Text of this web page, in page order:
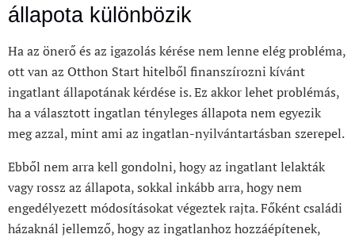
állapota különbözik
Ha az önerő és az igazolás kérése nem lenne elég probléma,
ott van az Otthon Start hitelből finanszírozni kívánt
ingatlant állapotának kérdése is. Ez akkor lehet problémás,
ha a választott ingatlan tényleges állapota nem egyezik
meg azzal, mint ami az ingatlan-nyilvántartásban szerepel.
Ebből nem arra kell gondolni, hogy az ingatlant lelakták
vagy rossz az állapota, sokkal inkább arra, hogy nem
engedélyezett módosításokat végeztek rajta. Főként családi
házaknál jellemző, hogy az ingatlanhoz hozzáépítenek,